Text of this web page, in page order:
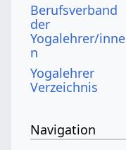
Berufsverband
der
Yogalehrer/inne
n
Yogalehrer
Verzeichnis
Navigation